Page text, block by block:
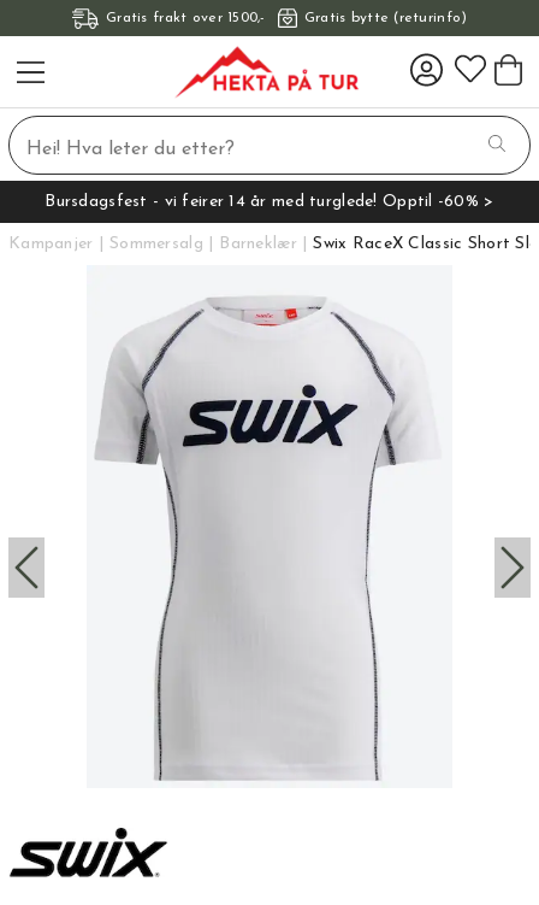
Gratis frakt over 1500,- Gratis bytte (returinfo)
Bursdagsfest - vi feirer 14 år med turglede! Opptil -60% >
Kampanjer Sommersalg Barneklær Swix RaceX Classic Short